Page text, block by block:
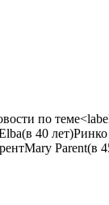
по
(в 40 лет)
Mary Parent(в